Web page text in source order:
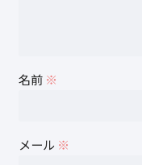
名前 ※
メール ※